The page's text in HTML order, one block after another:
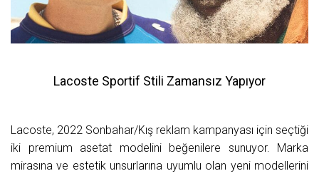
Lacoste Sportif Stili Zamansız Yapıyor
Lacoste, 2022 Sonbahar/Kış reklam kampanyası için seçtiği
iki premium asetat modelini beğenilere sunuyor. Marka
mirasına ve estetik unsurlarına uyumlu olan yeni modellerini